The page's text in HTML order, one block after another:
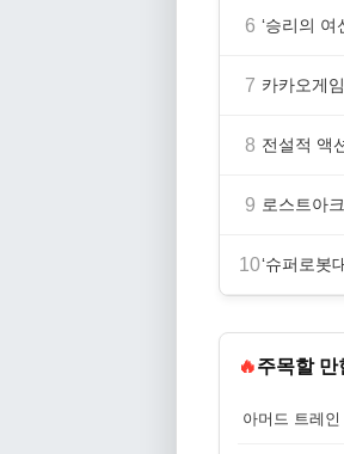
6 ‘승리의
7 카카오게
8 전설적 액
9 로스트아
10‘슈퍼로봇
🔥주목할 만
아머드 트레